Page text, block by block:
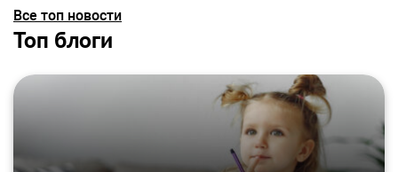
Все топ новости
Топ блоги